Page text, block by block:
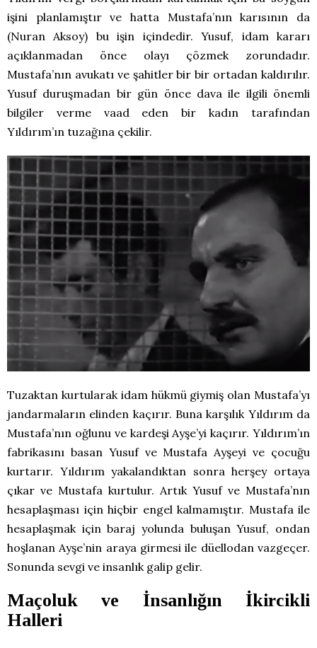
işini planlamıştır ve hatta Mustafa’nın karısının da
(Nuran Aksoy) bu işin içindedir. Yusuf, idam kararı
açıklanmadan önce olayı çözmek zorundadır.
Mustafa’nın avukatı ve şahitler bir bir ortadan kaldırılır.
Yusuf duruşmadan bir gün önce dava ile ilgili önemli
bilgiler verme vaad eden bir kadın tarafından
Yıldırım’ın tuzağına çekilir.
Tuzaktan kurtularak idam hükmü giymiş olan Mustafa’yı
jandarmaların elinden kaçırır. Buna karşılık Yıldırım da
Mustafa’nın oğlunu ve kardeşi Ayşe’yi kaçırır. Yıldırım’ın
fabrikasını basan Yusuf ve Mustafa Ayşeyi ve çocuğu
kurtarır. Yıldırım yakalandıktan sonra herşey ortaya
çıkar ve Mustafa kurtulur. Artık Yusuf ve Mustafa’nın
hesaplaşması için hiçbir engel kalmamıştır. Mustafa ile
hesaplaşmak için baraj yolunda buluşan Yusuf, ondan
hoşlanan Ayşe’nin araya girmesi ile düellodan vazgeçer.
Sonunda sevgi ve insanlık galip gelir.
Maçoluk ve İnsanlığın İkircikli
Halleri